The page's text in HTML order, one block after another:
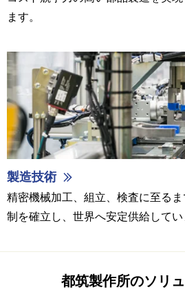
ます。
製造技術
精密機械加工、組立、検査に至る
制を確立し、世界へ安定供給してい
都筑製作所のソリ